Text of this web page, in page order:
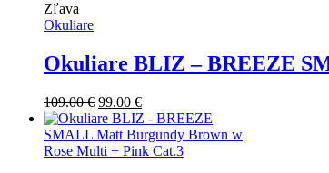
Zľava
Okuliare
Okuliare BLIZ – BREEZE
109.00€ Pôvodná
cena
bola:
109.00 €.
99.00 €Aktuálna
cena
je:
99.00 €.